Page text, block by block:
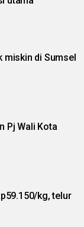
miskin di Sumsel
Pj Wali Kota
kg, telur